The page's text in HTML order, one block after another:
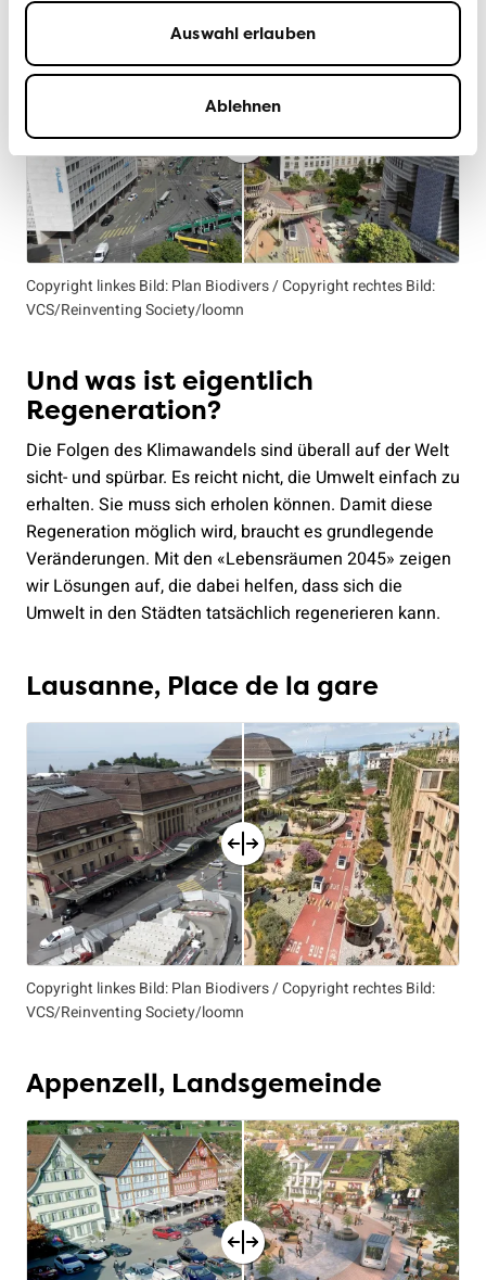
Auswahl erlauben
Ablehnen
Copyright linkes Bild: Plan Biodivers / Copyright rechtes Bild:
VCS/Reinventing Society/loomn
Und was ist eigentlich
Regeneration?
Die Folgen des Klimawandels sind überall auf der Welt
sicht- und spürbar. Es reicht nicht, die Umwelt einfach zu
erhalten. Sie muss sich erholen können. Damit diese
Regeneration möglich wird, braucht es grundlegende
Veränderungen. Mit den «Lebensräumen 2045» zeigen
wir Lösungen auf, die dabei helfen, dass sich die
Umwelt in den Städten tatsächlich regenerieren kann.
Lausanne, Place de la gare
Copyright linkes Bild: Plan Biodivers / Copyright rechtes Bild:
VCS/Reinventing Society/loomn
Appenzell, Landsgemeinde